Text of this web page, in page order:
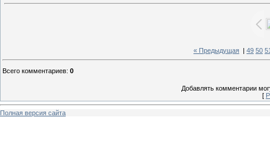
« Предыдущая 49 50
Всего комментариев: 0
Добавлять комментарии
[
Полная версия сайта